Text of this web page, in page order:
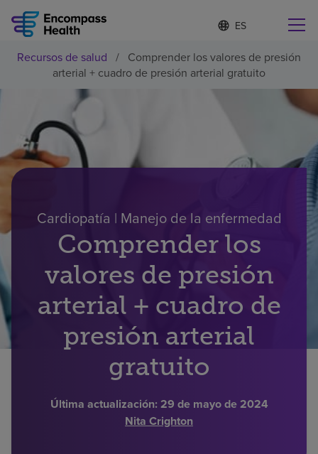
Lista
de
idiomas
contraída
d
o
m
c
a
Encuentre una localidad cerca de usted
Por qué debe elegirnos
Servicios de rehabilitación
Pacientes y cuidadores
Recursos de salud
Acerca de nosotros
Buscar un centro
Inversores
Recursos de salud / Comprender los valores de presión
arterial + cuadro de presión arterial gratuito
Cardiopatía | Manejo de la enfermedad
Comprender los
valores de presión
arterial + cuadro de
presión arterial
gratuito
Última actualización: 29 de mayo de 2024
Nita Crighton